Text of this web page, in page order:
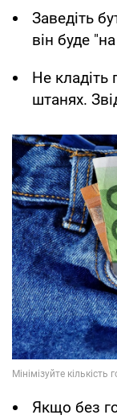
Заведіть
він буде
Не
штанях.
Якщо без